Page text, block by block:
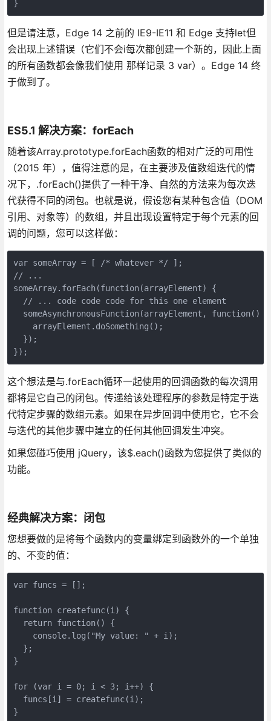
但是请注意，Edge 14 之前的 IE9-IE11 和 Edge 支持let但
会出现上述错误（它们不会i每次都创建一个新的，因此上面
的所有函数都会像我们使用 那样记录 3 var）。Edge 14 终
于做到了。
ES5.1 解决方案：forEach
随着该Array.prototype.forEach函数的相对广泛的可用性
（2015 年），值得注意的是，在主要涉及值数组迭代的情
况下，.forEach()提供了一种干净、自然的方法来为每次迭
代获得不同的闭包。也就是说，假设您有某种包含值（DOM
引用、对象等）的数组，并且出现设置特定于每个元素的回
调的问题，您可以这样做：
var someArray = [ /* whatever */ ];
// ...
someArray.forEach(function(arrayElement) {
  // ... code code code for this one element
  someAsynchronousFunction(arrayElement, function() {
    arrayElement.doSomething();
  });
这个想法是与.forEach循环一起使用的回调函数的每次调用
都将是它自己的闭包。传递给该处理程序的参数是特定于迭
代特定步骤的数组元素。如果在异步回调中使用它，它不会
与迭代的其他步骤中建立的任何其他回调发生冲突。
如果您碰巧使用 jQuery，该$.each()函数为您提供了类似的
功能。
经典解决方案：闭包
您想要做的是将每个函数内的变量绑定到函数外的一个单独
的、不变的值：
var funcs = [];
function createfunc(i) {
  return function() {
    console.log("My value: " + i);
  };
}
for (var i = 0; i < 3; i++) {
  funcs[i] = createfunc(i);
}